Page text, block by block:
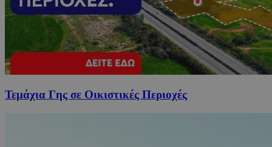
Τεμάχια Γης σε Οικιστικές Περιοχές